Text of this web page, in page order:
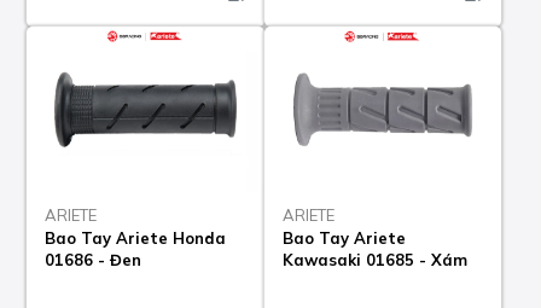
ARIETE
Bao Tay Ariete Honda
01686 - Đen
ARIETE
Bao Tay Ariete
Kawasaki 01685 - Xám